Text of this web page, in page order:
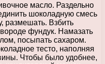
масло. Раздельно
шоколадную смесь
размешать. Взбить
фундук. Намазать
посыпать сахаром.
тесто, наполняя
Чтобы было удобнее,